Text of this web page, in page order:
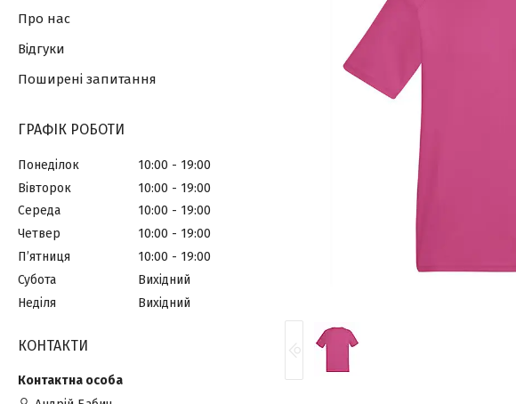
Про нас
Відгуки
Поширені запитання
ГРАФІК РОБОТИ
Понеділок 10:00
19:00
Вівторок
10:00
19:00
Середа
10:00
19:00
Четвер
10:00
19:00
Пʼятниця
10:00
19:00
Субота
Вихідний
Неділя
Вихідний
КОНТАКТИ